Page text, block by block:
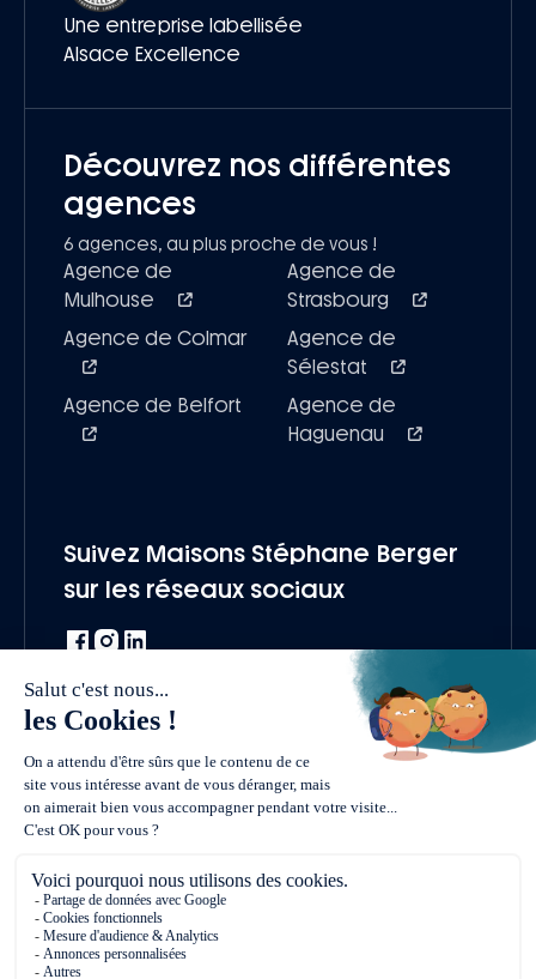
Une entreprise labellisée
Alsace Excellence
Découvrez nos différentes
agences
6 agences, au plus proche de vous !
Agence de
Mulhouse
Agence de
Strasbourg
Agence de Colmar
Agence de
Sélestat
Agence de Belfort
Agence de
Haguenau
Suivez Maisons Stéphane Berger
sur les réseaux sociaux
Une marque du groupe Vivialys
Vendre un terrain
Nous rejoindre